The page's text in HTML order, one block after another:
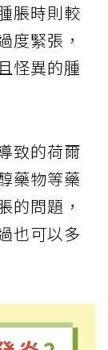
脹時則較
度緊張，
怪異的腫
致的荷爾
藥物等藥
的問題，
也可以多